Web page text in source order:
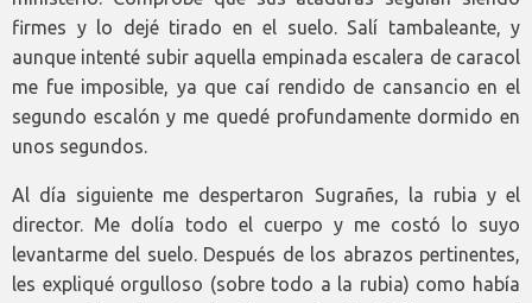
firmes y lo dejé tirado en el suelo. Salí tambaleante, y
aunque intenté subir aquella empinada escalera de caracol
me fue imposible, ya que caí rendido de cansancio en el
segundo escalón y me quedé profundamente dormido en
unos segundos.
Al día siguiente me despertaron Sugrañes, la rubia y el
director. Me dolía todo el cuerpo y me costó lo suyo
levantarme del suelo. Después de los abrazos pertinentes,
les expliqué orgulloso (sobre todo a la rubia) como había